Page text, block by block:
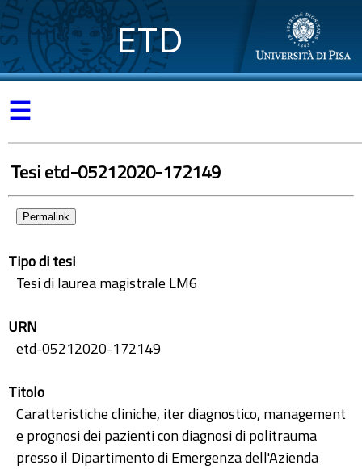
ETD
☰
Tesi etd-05212020-172149
Permalink
Tipo di tesi
Tesi di laurea magistrale LM6
URN
etd-05212020-172149
Titolo
Caratteristiche cliniche, iter diagnostico, management
e prognosi dei pazienti con diagnosi di politrauma
presso il Dipartimento di Emergenza dell'Azienda